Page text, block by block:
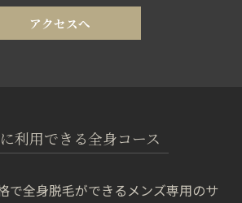
アクセスへ
利用できる全身コース
で全身脱毛ができるメンズ専用のサ